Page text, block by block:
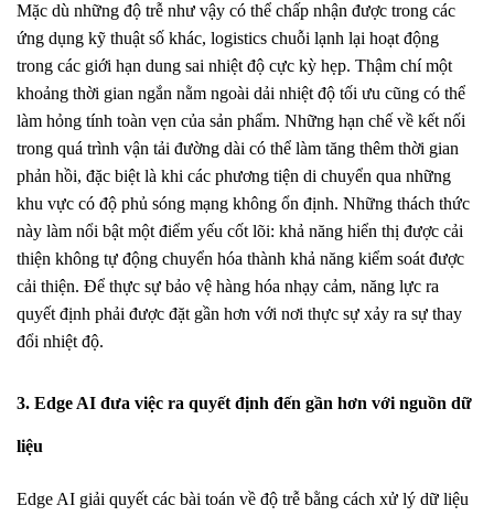
Mặc dù những độ trễ như vậy có thể chấp nhận được trong các
ứng dụng kỹ thuật số khác, logistics chuỗi lạnh lại hoạt động
trong các giới hạn dung sai nhiệt độ cực kỳ hẹp. Thậm chí một
khoảng thời gian ngắn nằm ngoài dải nhiệt độ tối ưu cũng có thể
làm hỏng tính toàn vẹn của sản phẩm. Những hạn chế về kết nối
trong quá trình vận tải đường dài có thể làm tăng thêm thời gian
phản hồi, đặc biệt là khi các phương tiện di chuyển qua những
khu vực có độ phủ sóng mạng không ổn định. Những thách thức
này làm nổi bật một điểm yếu cốt lõi: khả năng hiển thị được cải
thiện không tự động chuyển hóa thành khả năng kiểm soát được
cải thiện. Để thực sự bảo vệ hàng hóa nhạy cảm, năng lực ra
quyết định phải được đặt gần hơn với nơi thực sự xảy ra sự thay
đổi nhiệt độ.
3. Edge AI đưa việc ra quyết định đến gần hơn với nguồn dữ
liệu
Edge AI giải quyết các bài toán về độ trễ bằng cách xử lý dữ liệu